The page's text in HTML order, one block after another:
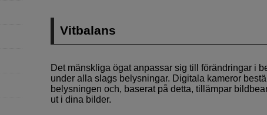
Vitbalans
Det mänskliga ögat anpassar sig till förändringar i
under alla slags belysningar. Digitala kameror
belysningen och, baserat på detta, tillämpar
ut i dina bilder.